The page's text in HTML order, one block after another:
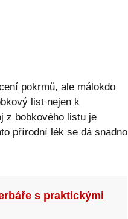
pokrmů, ale málokdo
list nejen k
z bobkového listu je
přírodní lék se dá snadno
s praktickými